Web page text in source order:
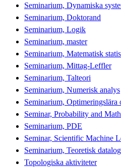
Seminarium, Dynamiska
Seminarium, Doktorand
Seminarium, Logik
Seminarium, master
Seminarium, Matematisk
Seminarium, Mittag-Leffler
Seminarium, Talteori
Seminarium, Numerisk analys
Seminarium, Optimeringslära
Seminar, Probability and
Seminarium, PDE
Seminar, Scientific Machine
Seminarium, Teoretisk
Topologiska aktiviteter